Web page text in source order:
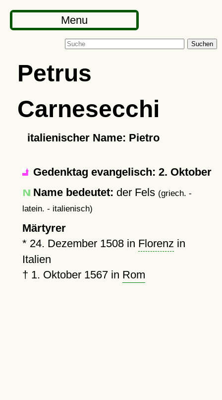
Menu
Suchen
Petrus
Carnesecchi
italienischer Name: Pietro
Gedenktag evangelisch: 2. Oktober
Name bedeutet: der Fels (griech. -
latein. - italienisch)
Märtyrer
* 24. Dezember 1508in Florenz in
Italien
† 1. Oktober 1567in Rom